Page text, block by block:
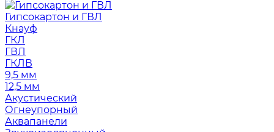
Гипсокартон и ГВЛ
Кнауф
ГКЛ
ГВЛ
ГКЛВ
9,5 мм
12,5 мм
Акустический
Огнеупорный
Аквапанели